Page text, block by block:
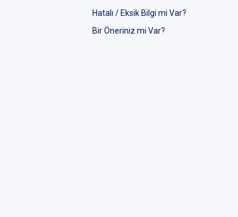
Hatalı / Eksik Bilgi mi Var?
Bir Öneriniz mi Var?